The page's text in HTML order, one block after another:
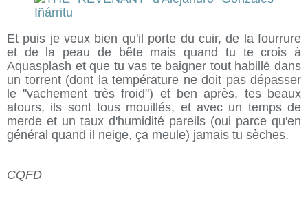
Et puis je veux bien qu'il porte du cuir, de la fourrure
et de la peau de bête mais quand tu te crois à
Aquasplash et que tu vas te baigner tout habillé dans
un torrent (dont la température ne doit pas dépasser
le "vachement très froid") et ben après, tes beaux
atours, ils sont tous mouillés, et avec un temps de
merde et un taux d'humidité pareils (oui parce qu'en
général quand il neige, ça meule) jamais tu sèches.
CQFD